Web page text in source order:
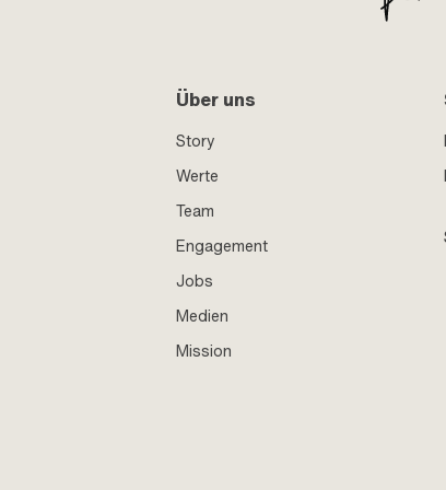
Über uns
Story
Werte
Team
Engagement
Jobs
Medien
Mission